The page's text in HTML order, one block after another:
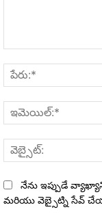
నేను ఇప్పుడే
మరియు వెబ్సైట్ని సేవ్